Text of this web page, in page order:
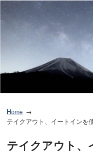
Home
テイクアウト、イートインを
テイクアウト、